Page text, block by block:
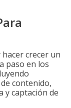
crecer un
paso en los
contenido,
y captación de